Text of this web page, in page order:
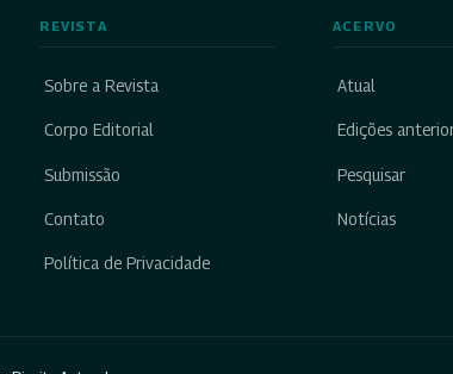
REVISTA
Sobre a Revista
Corpo Editorial
Submissão
Contato
Política de Privacidade
ACERVO
Atual
Edições
Pesquisar
Notícias